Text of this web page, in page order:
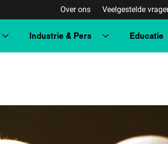
Over ons Veelgestelde
Industrie & Pers Educatie